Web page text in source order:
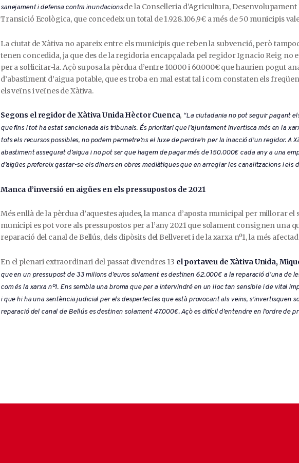
sanejament i defensa contra inundacionsde la Conselleria d’Agricultura,
Transició Ecològica, que concedeix un total de 1.928.106,9€ a més de 50 municipis
La ciutat de Xàtiva no apareix entre els municipis que reben la subvenció, però
tenen concedida, ja que des de la regidoria encapçalada pel regidor Ignacio Reig no
per a sol·licitar-la. Açò suposa la pèrdua d’entre 10.000 i 60.000€ que haurien pogut
d’abastiment d’aigua potable, que es troba en mal estat tal i com constaten els
els veïns i veïnes de Xàtiva.
Segons el regidor de Xàtiva Unida Hèctor Cuenca, “La ciutadania no pot seguir pagant
que fins i tot ha estat sancionada als tribunals. És prioritari que l’ajuntament invertisca més en la
tots els recursos possibles, no podem permetre’ns el luxe de perdre’n per la inacció d’un regidor. A
abastiment assegurat d’aigua i no pot ser que hagem de pagar més de 150.000€ cada any a una
d’aigües prefereix gastar-se els diners en obres mediàtiques que en arreglar les canalitzacions i els
Manca d’inversió en aigües en els pressupostos de 2021
Més enllà de la pèrdua d’aquestes ajudes, la manca d’aposta municipal per millorar
municipi es pot vore als pressupostos per a l’any 2021 que solament consignen una
reparació del canal de Bellús, dels dipòsits del Bellveret i de la xarxa nº1, la més
En el plenari extraordinari del passat divendres 13 el portaveu de Xàtiva Unida,
que en un pressupost de 33 milions d’euros solament es destinen 62.000€ a la reparació d’una de
com és la xarxa nº1. Ens sembla una broma que per a intervindré en un lloc tan sensible i de vital
i que hi ha una sentència judicial per els desperfectes que està provocant als veïns, s’invertisquen
reparació del canal de Bellús es destinen solament 47.000€. Açò es difícil d’entendre en l’ordre de